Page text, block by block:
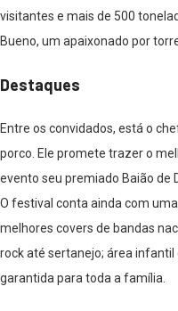
visitantes e mais de 500
Bueno, um apaixonado por
Destaques
Entre os convidados, está o
porco. Ele promete trazer o
evento seu premiado Baião de
O festival conta ainda com
melhores covers de bandas
rock até sertanejo; área infantil
garantida para toda a família.